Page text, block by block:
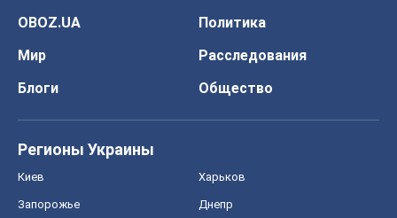
OBOZ.UA
Политика
Мир
Расследования
Блоги
Общество
Регионы Украины
Киев Харьков
Запорожье Днепр